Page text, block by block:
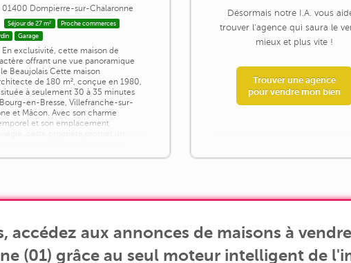
01400 Dompierre-sur-Chalaronne
Séjour de 27 m²
Proche commerces
Garage
En exclusivité, cette maison de
offrant une vue panoramique
le Beaujolais Cette maison
de 180 m², conçue en 1980,
à seulement 30 à 35 minutes
en-Bresse, Villefranche-sur-
et Mâcon. Avec son charme
et son emplacement
Désormais notre I.A. vous
trouver l'agence qui saura le
mieux et plus vite !
Trouver une agence
pour vendre mon bien
accédez aux annonces de maisons à
(01) grâce au seul moteur intelligent de